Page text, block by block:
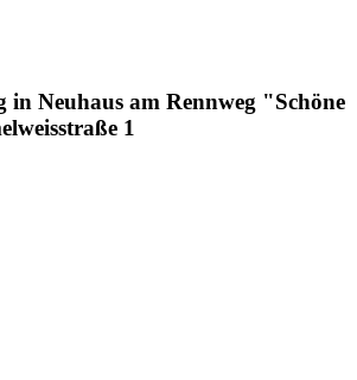
in Neuhaus am Rennweg "Schöne
1